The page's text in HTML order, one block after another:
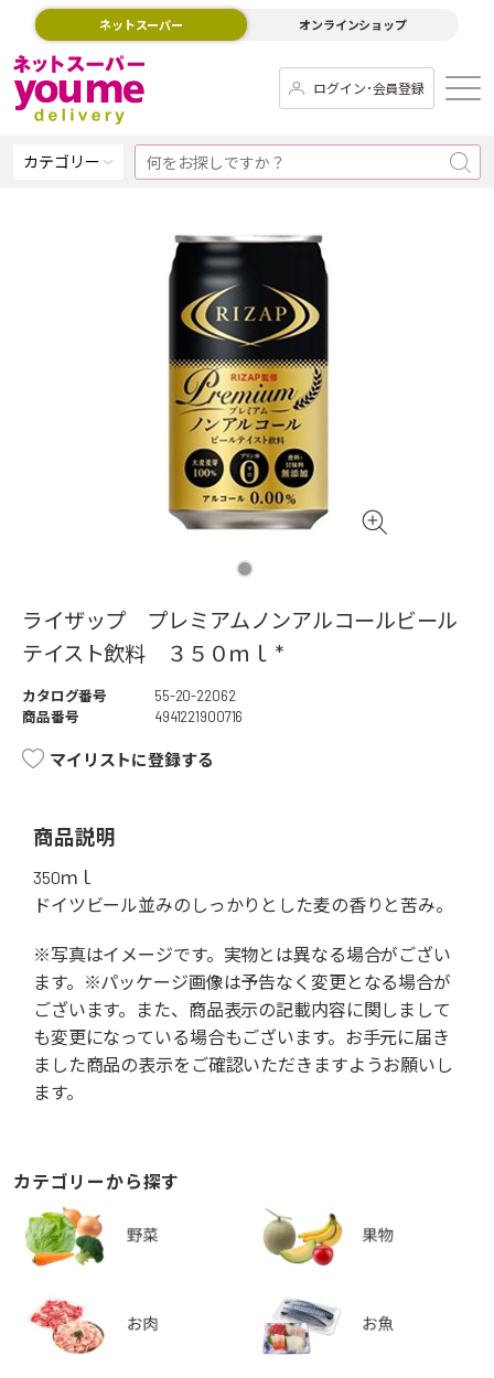
ネットスーパー オンラインショップ
ログイン･会員登録
カテゴリー
ライザップ プレミアムノンアルコールビール
テイスト飲料 ３５０ｍｌ *
カタログ番号
55-20-22062
商品番号
4941221900716
マイリストに登録する
商品説明
350ｍｌ
ドイツビール並みのしっかりとした麦の香りと苦み。
※写真はイメージです。実物とは異なる場合がござい
ます。※パッケージ画像は予告なく変更となる場合が
ございます。また、商品表示の記載内容に関しまして
も変更になっている場合もございます。お手元に届き
ました商品の表示をご確認いただきますようお願いし
ます。
カテゴリーから探す